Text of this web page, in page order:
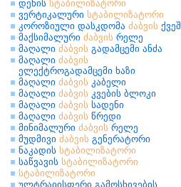
დენის სტაბილიზატორი
ვერტიკალური სტაბილიზატორი
კოროზიული დასკდომა ძაბვის ქვეშ
მაქსიმალური ძაბვის რელე
მაღალი ძაბვის გადამცემი ანძა
მაღალი ძაბვის
ელექტროგადამცემი ხაზი
მაღალი ძაბვის კაბელი
მაღალი ძაბვის კვების ბლოკი
მაღალი ძაბვის სადენი
მაღალი ძაბვის წრედი
მინიმალური ძაბვის რელე
მუდმივი ძაბვის გენერატორი
ნაკადის სტაბილიზატორი
საწვავის სტაბილიზატორი
სტაბილიზატორი
ულტრაიისფერი გამოსხივების